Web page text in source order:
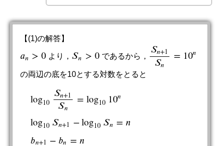
【(1)の解答】
𝑎𝑛 > 0
an >0 より， 𝑆𝑛 > 0
Sn >0 であるから，
𝑆𝑛+1
𝑆𝑛
= 10𝑛
Sn+1S n= 10n
の両辺の底を10とする対数をとると
log10
𝑆𝑛+1
𝑆𝑛
= log10 10𝑛
log10 𝑆𝑛+1 −log10 𝑆𝑛 = 𝑛
𝑏𝑛+1 − 𝑏𝑛 = 𝑛
log10Sn +1Sn= log1010 nlog 10 S